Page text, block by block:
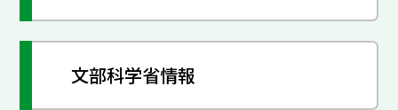
文部科学省情報